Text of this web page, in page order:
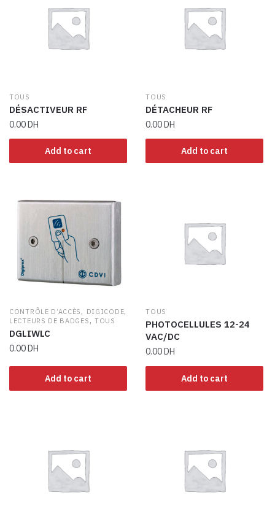
TOUS
DÉSACTIVEUR RF
0.00DH
Add to cart
TOUS
DÉTACHEUR RF
0.00DH
Add to cart
CONTRÔLE D’ACCÈS , DIGICODE,
LECTEURS DE BADGES ,TOUS
DGLIWLC
0.00 DH
Add to cart
TOUS
PHOTOCELLULES 12-24
VAC/DC
0.00 DH
Add to cart